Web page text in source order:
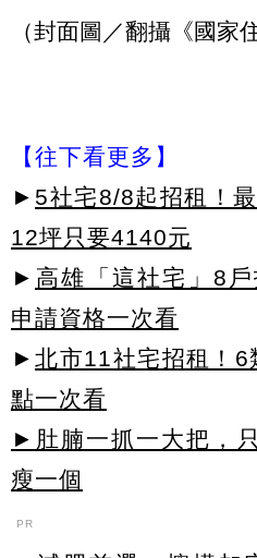
（封面圖／翻攝《國家
【往下看更多】
► 5社宅8/8起招租！
12坪只要4140元
► 高雄「這社宅」8
申請資格一次看
► 北市11社宅招租！
點一次看
►肚腩一抓一大把，
瘦一個
PR